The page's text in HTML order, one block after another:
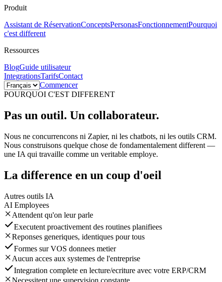
Produit
Assistant de RéservationConceptsPersonasFonctionnementPourquoi
c'est different
Ressources
BlogGuide utilisateur
IntegrationsTarifsContact
Commencer
POURQUOI C'EST DIFFERENT
Pas un outil. Un collaborateur.
Nous ne concurrencons ni Zapier, ni les chatbots, ni les outils CRM.
Nous construisons quelque chose de fondamentalement different —
une IA qui travaille comme un veritable employe.
La difference en un coup d'oeil
Autres outils IA
AI Employees
Attendent qu'on leur parle
Executent proactivement des routines planifiees
Reponses generiques, identiques pour tous
Formes sur VOS donnees metier
Aucun acces aux systemes de l'entreprise
Integration complete en lecture/ecriture avec votre ERP/CRM
Necessitent une supervision constante